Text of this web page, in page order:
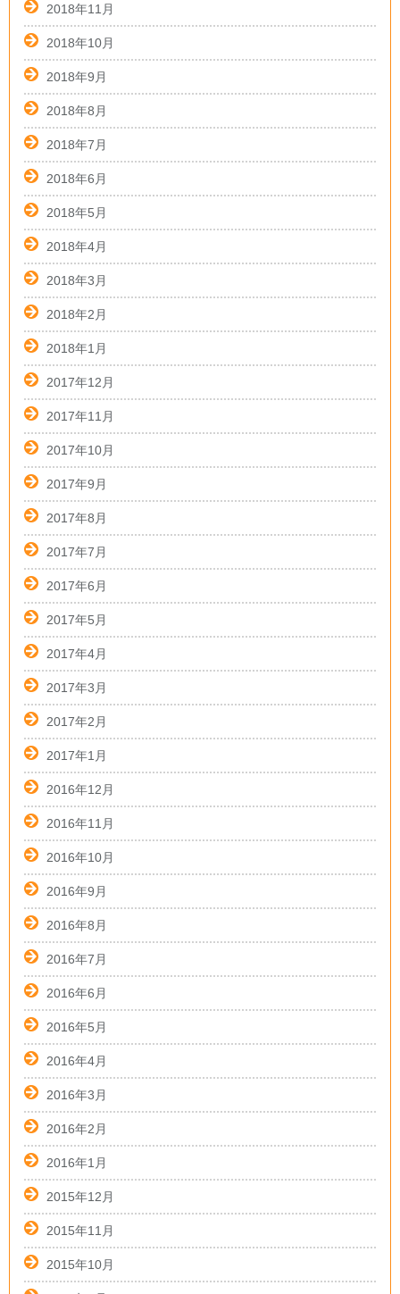
2018年11月
2018年10月
2018年9月
2018年8月
2018年7月
2018年6月
2018年5月
2018年4月
2018年3月
2018年2月
2018年1月
2017年12月
2017年11月
2017年10月
2017年9月
2017年8月
2017年7月
2017年6月
2017年5月
2017年4月
2017年3月
2017年2月
2017年1月
2016年12月
2016年11月
2016年10月
2016年9月
2016年8月
2016年7月
2016年6月
2016年5月
2016年4月
2016年3月
2016年2月
2016年1月
2015年12月
2015年11月
2015年10月